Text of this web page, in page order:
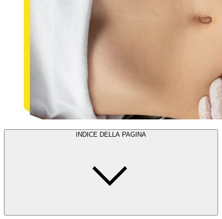
INDICE DELLA PAGINA